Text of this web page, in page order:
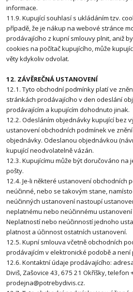
informace.
11.9. Kupující souhlasí s ukládáním tzv.
případě, že je nákup na webové stránce
prodávajícího z kupní smlouvy plnit, aniž
cookies na počítač kupujícího, může
věty kdykoliv odvolat.
12. ZÁVĚREČNÁ USTANOVENÍ
12.1. Tyto obchodní podmínky platí ve
stránkách prodávajícího v den odeslání
prodávajícím a kupujícím dohodnuto jinak.
12.2. Odesláním objednávky kupující bez
ustanovení obchodních podmínek ve
objednávky. Odeslanou objednávkou
kupující neodvolatelně vázán.
12.3. Kupujícímu může být doručováno na
pošty.
12.4. Je-li některé ustanovení obchodních
neúčinné, nebo se takovým stane,
neúčinných ustanovení nastoupí
neplatnému nebo neúčinnému ustanovení
Neplatností nebo neúčinností jednoho
platnost a účinnost ostatních ustanovení.
12.5. Kupní smlouva včetně obchodních
prodávajícím v elektronické podobě a není
12.6. Kontaktní údaje prodávajícího:
Diviš, Zašovice 43, 675 21 Okříšky, telefon
prodejna@potrebydivis.cz.